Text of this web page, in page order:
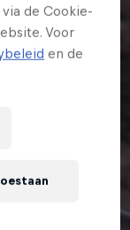
de Cookie-
Voor
en de